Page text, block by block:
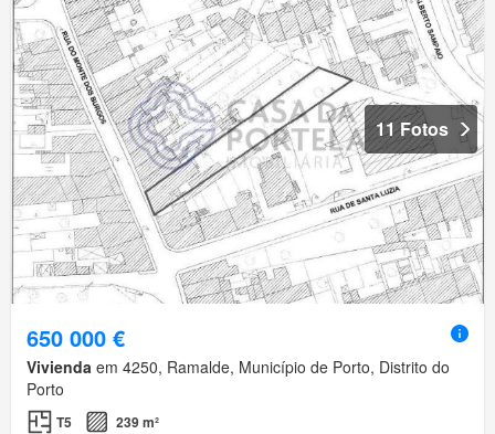
11 Fotos
650 000 €
Vivienda em 4250, Ramalde, Município de Porto, Distrito do
Porto
T5 239 m²